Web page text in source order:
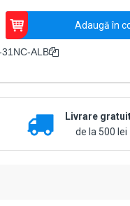
Adaugă în
ALB
Livrare
de la 500 lei